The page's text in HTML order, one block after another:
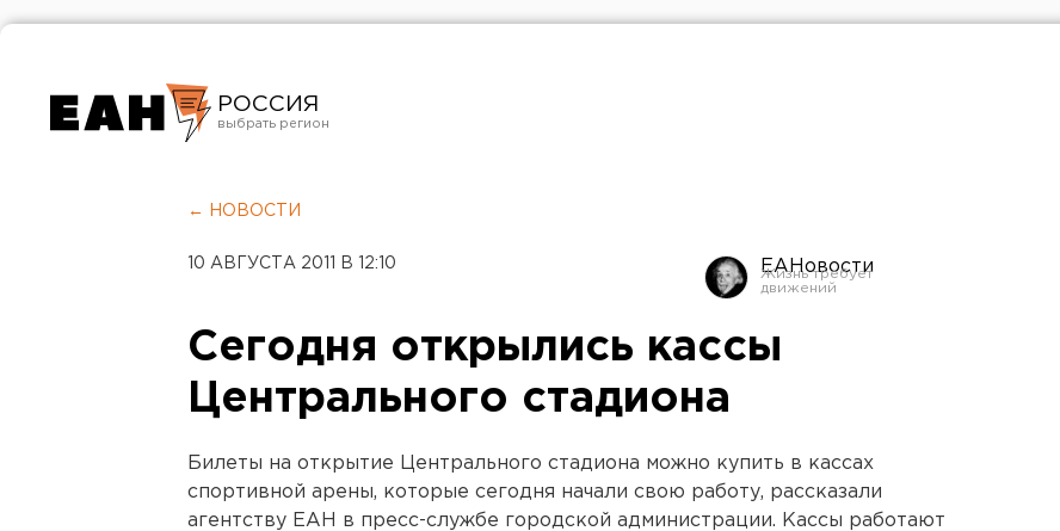
РОССИЯ
Челябинск
← НОВОСТИ
10 АВГУСТА 2011 В 12:10 ЕАНовости
Сегодня открылись кассы
Центрального стадиона
Билеты на открытие Центрального стадиона можно купить в кассах
спортивной арены, которые сегодня начали свою работу, рассказали
агентству ЕАН в пресс-службе городской администрации. Кассы работают